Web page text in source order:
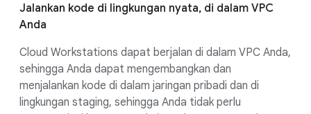
Jalankan kode di lingkungan nyata, di dalam VPC
Anda
Cloud Workstations dapat berjalan di dalam VPC Anda,
sehingga Anda dapat mengembangkan dan
menjalankan kode di dalam jaringan pribadi dan di
lingkungan staging, sehingga Anda tidak perlu